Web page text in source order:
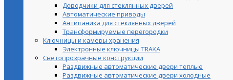
Доводчики для стеклянных дверей
Автоматические приводы
Антипаника для стеклянных дверей
Трансформируемые перегородки
Ключницы и камеры хранения
Электронные ключницы TRAKA
Светопрозрачные конструкции
Раздвижные автоматические двери теплые
Раздвижные автоматические двери холодные